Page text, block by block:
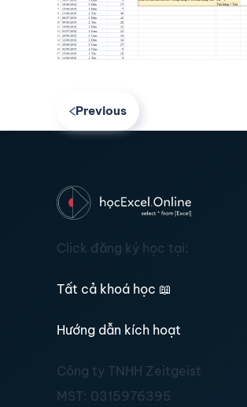
Previous
Click đăng ký học tại:
Tất cả khoá học 📖
Hướng dẫn kích hoạt
Công ty TNHH Zeitgeist
MST: 0315976395